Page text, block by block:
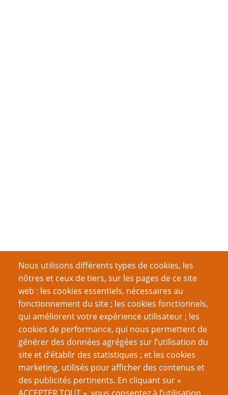
Nous utilisons différents types de cookies, les
nôtres et ceux de tiers, sur les pages de ce site
web : les cookies essentiels, nécessaires au
fonctionnement du site ; les cookies fonctionnels,
qui améliorent votre expérience utilisateur ; les
cookies de performance, qui nous permettent de
générer des données agrégées sur l’utilisation du
site et d’établir des statistiques ; et les cookies
marketing, utilisés pour afficher des contenus et
des publicités pertinents. En cliquant sur «